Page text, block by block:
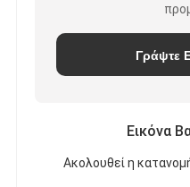
Γράψτε
Εικόνα
Ακολουθεί η